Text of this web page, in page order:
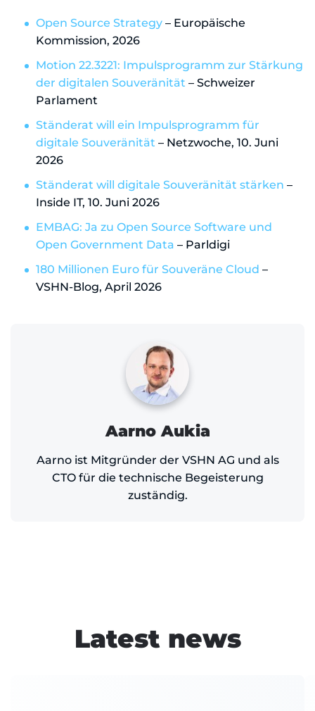
Open Source Strategy – Europäische
Kommission, 2026
Motion 22.3221: Impulsprogramm zur Stärkung
der digitalen Souveränität – Schweizer
Parlament
Ständerat will ein Impulsprogramm für
digitale Souveränität – Netzwoche, 10. Juni
2026
Ständerat will digitale Souveränität stärken –
Inside IT, 10. Juni 2026
EMBAG: Ja zu Open Source Software und
Open Government Data – Parldigi
180 Millionen Euro für Souveräne Cloud –
VSHN-Blog, April 2026
Aarno Aukia
Aarno ist Mitgründer der VSHN AG und als
CTO für die technische Begeisterung
zuständig.
Latest news